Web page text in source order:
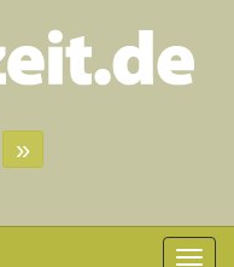
»
Toggle